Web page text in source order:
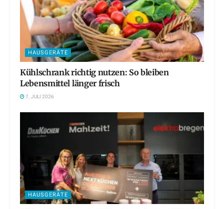
HAUSGERÄTE
Kühlschrank richtig nutzen: So bleiben
Lebensmittel länger frisch
7. JULI 2026
HAUSGERÄTE